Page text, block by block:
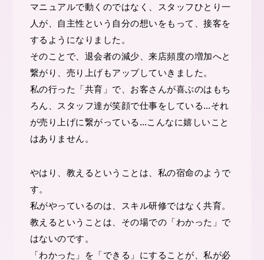
マニュアルで動くのではなく、スタッフひとり一
人が、自主性という自分の想いをもって、接客を
するようになりました。
そのことで、退会者の減少、来店頻度の増加へと
繋がり、売り上げもアップしていきました。
私の行った「共育」で、お客さんが喜ぶのはもち
ろん、スタッフ達が笑顔で仕事をしている…それ
が売り上げに繋がっている…こんなに嬉しいこと
はありません。
やはり、教えるということは、私の宿命のようで
す。
私がやっているのは、スキル研修ではなく共育。
教えるということは、その場での「わかった」で
はないのです。
「わかった」を「できる」にすることが、私が必